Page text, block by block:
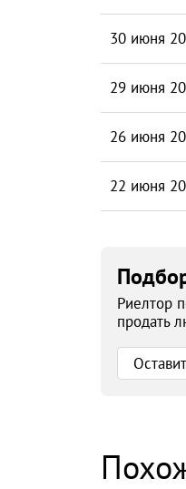
30 июня
29 июня
26 июня
22 июня
Риелтор
продать